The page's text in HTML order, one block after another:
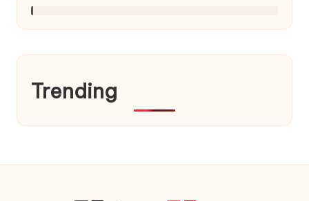
Trending